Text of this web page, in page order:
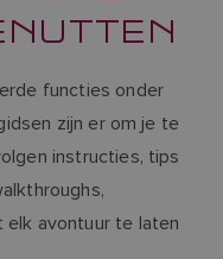
functies onder
zijn er om je te
instructies, tips
avontuur te laten